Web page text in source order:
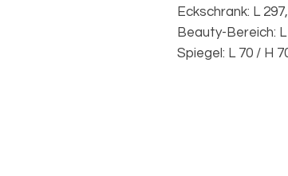
Eckschrank: L
Beauty-Bereich: L
Spiegel: L 70 / H